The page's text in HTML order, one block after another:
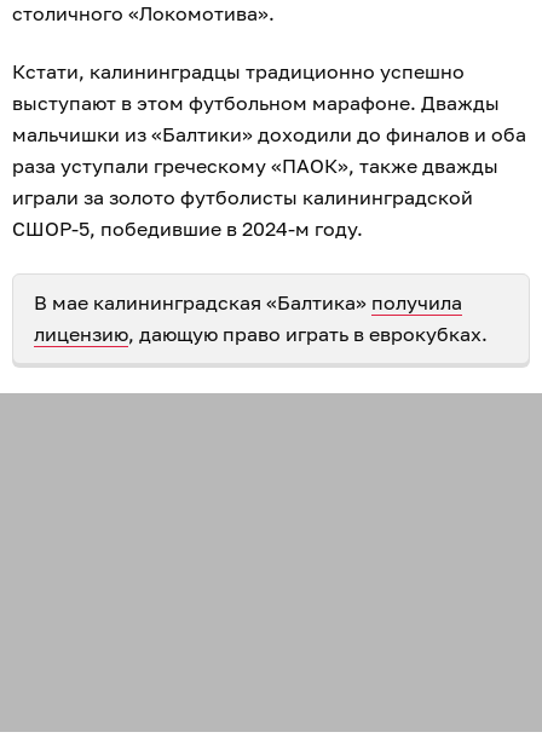
столичного «Локомотива».
Кстати, калининградцы традиционно успешно
выступают в этом футбольном марафоне. Дважды
мальчишки из «Балтики» доходили до финалов и оба
раза уступали греческому «ПАОК», также дважды
играли за золото футболисты калининградской
СШОР-5, победившие в 2024-м году.
В мае калининградская «Балтика» получила
лицензию, дающую право играть в еврокубках.